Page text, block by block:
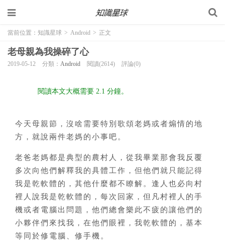
當前位置： 知識星球 > Android > 正文
老母親為我操碎了心
2019-05-12 分類： Android 閱讀(2614) 評論(0)
閱讀本文大概需要 2.1 分鐘。
今天母親節，沒啥需要特別歌頌老媽或者煽情的地
方，就說兩件老媽的小事吧。
老爸老媽都是典型的農村人，從我畢業那會我反覆
多次向他們解釋我的具體工作，但他們就只能記得
我是乾軟體的，其他什麼都不瞭解。逢人也必向村
裡人說我是乾軟體的，每次回家，但凡村裡人的手
機或者電腦出問題，他們總會樂此不疲的讓他們的
小夥伴們來找我，在他們眼裡，我乾軟體的，基本
等同於修電腦、修手機。